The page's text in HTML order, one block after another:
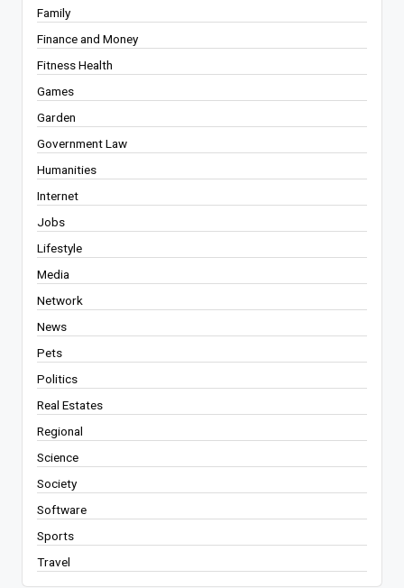
Family
Finance and Money
Fitness Health
Games
Garden
Government Law
Humanities
Internet
Jobs
Lifestyle
Media
Network
News
Pets
Politics
Real Estates
Regional
Science
Society
Software
Sports
Travel